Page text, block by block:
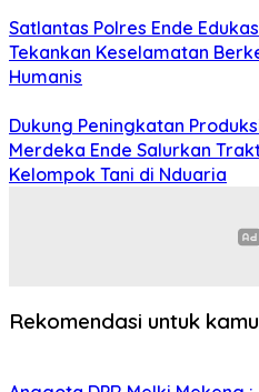
Satlantas Polres Ende
Tekankan Keselamatan
Humanis
Dukung Peningkatan
Merdeka Ende Salurkan
Kelompok Tani di Nduaria
Rekomendasi untuk kamu